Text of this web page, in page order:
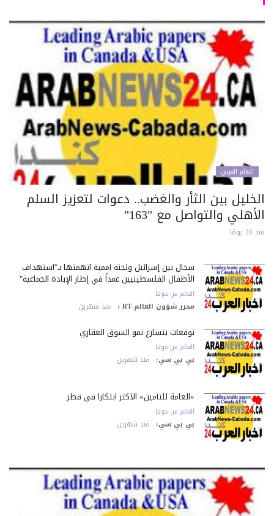
العالم العربي
بين الثأر والغضب.. دعوات لتعزيز السلم
والتواصل مع "163"
سجال بين إسرائيل ولجنة أممية اتهمتها بـ"استهداف
الأطفال الفلسطينيين عمداً في إطار الإبادة الجماعية"
العالم من حولنا
محرر شؤون العالم-RT : منذ شهرين
توقعات بتسارع نمو السوق العقاري
العالم من حولنا
بي بي سي: منذ شهرين
«العامة للتأمين» الأكثر ابتكاراً في قطر
العالم من حولنا
بي بي سي: منذ شهرين